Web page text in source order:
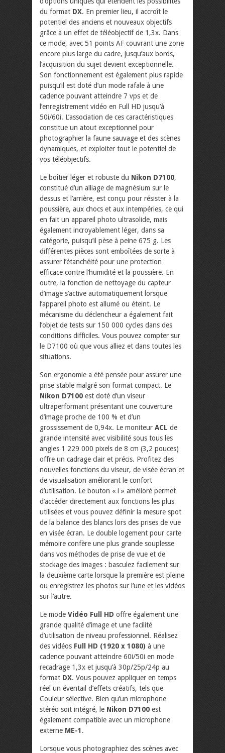
du format DX. En premier lieu, il accroît le
potentiel des anciens et nouveaux objectifs
grâce à un effet de téléobjectif de 1,3x. Dans
ce mode, avec 51 points AF couvrant une zone
encore plus large du cadre, jusqu’aux bords,
l’acquisition du sujet devient exceptionnelle.
Son fonctionnement est également plus rapide
puisqu’il est doté d’un mode rafale à une
cadence pouvant atteindre 7 vps et de
l’enregistrement vidéo en Full HD jusqu’à
50i/60i. L’association de ces caractéristiques
constitue un atout exceptionnel pour
photographier la faune sauvage et des scènes
dynamiques, et exploiter tout le potentiel de
vos téléobjectifs.
Le boîtier léger et robuste du Nikon D7100,
constitué d’un alliage de magnésium sur le
dessus et l’arrière, est conçu pour résister à la
poussière, aux chocs et aux intempéries, ce qui
en fait un appareil photo ultrasolide, mais
également incroyablement léger, dans sa
catégorie, puisqu’il pèse à peine 675 g. Les
différentes pièces sont emboîtées de sorte à
assurer l’étanchéité pour une protection
efficace contre l’humidité et la poussière. En
outre, la fonction de nettoyage du capteur
d’image s’active automatiquement lorsque
l’appareil photo est allumé ou éteint. Le
mécanisme du déclencheur a également fait
l’objet de tests sur 150 000 cycles dans des
conditions difficiles. Vous pouvez compter sur
le D7100 où que vous alliez et dans toutes les
situations.
Son ergonomie a été pensée pour assurer une
prise stable malgré son format compact. Le
Nikon D7100 est doté d’un viseur
ultraperformant présentant une couverture
d’image proche de 100 % et d’un
grossissement de 0,94x. Le moniteur ACL de
grande intensité avec visibilité sous tous les
angles 1 229 000 pixels de 8 cm (3,2 pouces)
offre un cadrage clair et précis. Profitez des
nouvelles fonctions du viseur, de visée écran et
de visualisation améliorant le confort
d’utilisation. Le bouton « i » amélioré permet
d’accéder directement aux fonctions les plus
utilisées et vous pouvez définir la mesure spot
de la balance des blancs lors des prises de vue
en visée écran. Le double logement pour carte
mémoire confère une plus grande souplesse
dans vos méthodes de prise de vue et de
stockage des images : basculez facilement sur
la deuxième carte lorsque la première est pleine
ou enregistrez les photos sur l’une et les vidéos
sur l’autre.
Le mode Vidéo Full HD offre également une
grande qualité d’image et une facilité
d’utilisation de niveau professionnel. Réalisez
des vidéos Full HD (1920 x 1080) à une
cadence pouvant atteindre 60i/50i en mode
recadrage 1,3x et jusqu’à 30p/25p/24p au
format DX. Vous pouvez appliquer en temps
réel un éventail d’effets créatifs, tels que
Couleur sélective. Bien qu’un microphone
stéréo soit intégré, le Nikon D7100 est
également compatible avec un microphone
externe ME-1.
Lorsque vous photographiez des scènes avec